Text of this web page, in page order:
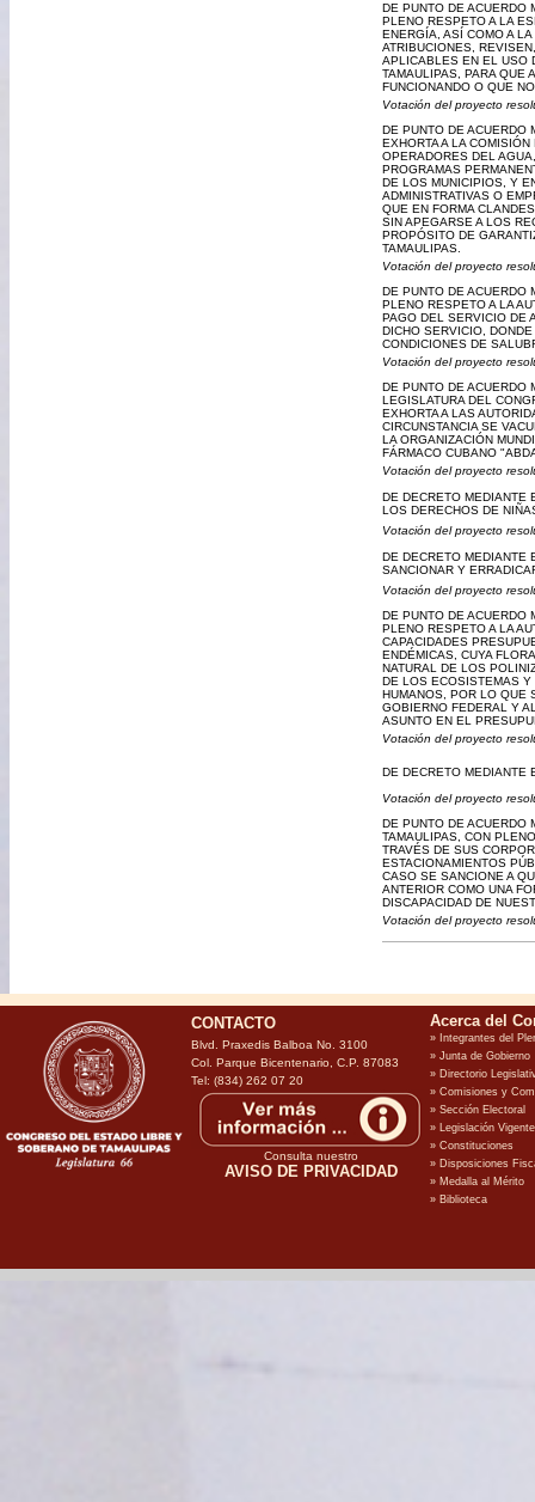
DE PUNTO DE ACUERDO
PLENO RESPETO A LA
ENERGÍA, ASÍ COMO A
ATRIBUCIONES,
APLICABLES EN EL USO
TAMAULIPAS, PARA QUE
FUNCIONANDO O QUE
Votación del proyecto
DE PUNTO DE ACUERDO
EXHORTA A LA
OPERADORES DEL
PROGRAMAS
DE LOS MUNICIPIOS, Y
ADMINISTRATIVAS O
QUE EN FORMA
SIN APEGARSE A LOS
PROPÓSITO DE
TAMAULIPAS.
Votación del proyecto
DE PUNTO DE ACUERDO
PLENO RESPETO A LA
PAGO DEL SERVICIO DE
DICHO SERVICIO,
CONDICIONES DE
Votación del proyecto
DE PUNTO DE ACUERDO
LEGISLATURA DEL
EXHORTA A LAS
CIRCUNSTANCIA SE
LA ORGANIZACIÓN
FÁRMACO CUBANO
Votación del proyecto
DE DECRETO MEDIANTE
LOS DERECHOS DE
Votación del proyecto
DE DECRETO MEDIANTE
SANCIONAR Y
Votación del proyecto
DE PUNTO DE ACUERDO
PLENO RESPETO A LA
CAPACIDADES
ENDÉMICAS, CUYA
NATURAL DE LOS
DE LOS ECOSISTEMAS Y
HUMANOS, POR LO QUE
GOBIERNO FEDERAL Y
ASUNTO EN EL
Votación del proyecto
DE DECRETO MEDIANTE
Votación del proyecto
DE PUNTO DE ACUERDO
TAMAULIPAS, CON
TRAVÉS DE SUS
ESTACIONAMIENTOS
CASO SE SANCIONE A
ANTERIOR COMO UNA
DISCAPACIDAD DE
Votación del proyecto
CONTACTO
Blvd. Praxedis Balboa No. 3100
Col. Parque Bicentenario, C.P. 87083
Tel: (834) 262 07 20
Consulta nuestro
AVISO DE PRIVACIDAD